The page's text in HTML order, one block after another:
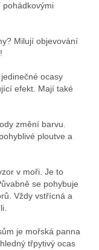
pohádkovými
Milují objevování
ocasy
efekt. Mají také
změní barvu.
ploutve a
v moři. Je to
se pohybuje
Vždy vstřícná a
je mořská panna
třpytivý ocas